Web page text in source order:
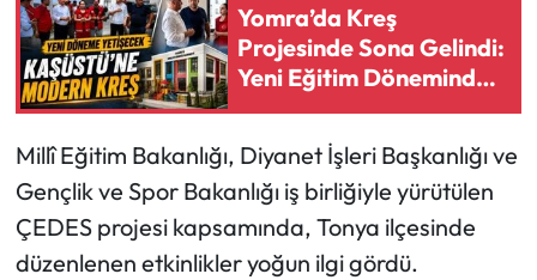
Yomra’da Kreş
Projesinde Sona Gelindi:
Yeni Eğitim Döneminde
Açılacak
Millî Eğitim Bakanlığı, Diyanet İşleri Başkanlığı ve
Gençlik ve Spor Bakanlığı iş birliğiyle yürütülen
ÇEDES projesi kapsamında, Tonya ilçesinde
düzenlenen etkinlikler yoğun ilgi gördü.
Ekonomi
Sağlık
Turizm
Teknoloji